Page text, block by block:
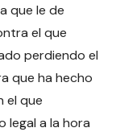
que le de
el que
perdiendo el
que ha hecho
el que
legal a la hora